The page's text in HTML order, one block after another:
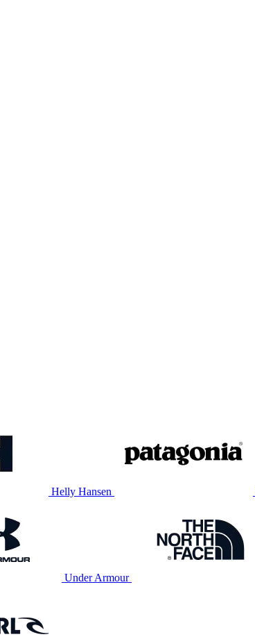
Helly Hansen
Under Armour